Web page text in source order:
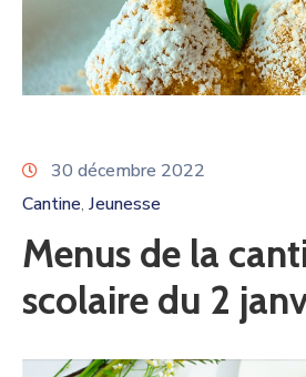
30 décembre 2022
Cantine‚ Jeunesse
Menus de la
scolaire du 2